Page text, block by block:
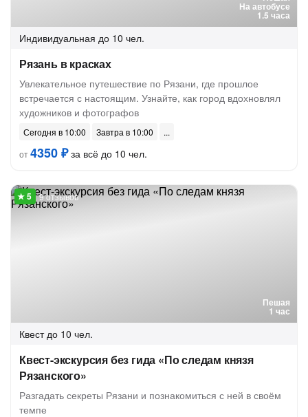
На автобусе
1.5 часа
Индивидуальная до 10 чел.
Рязань в красках
Увлекательное путешествие по Рязани, где прошлое
встречается с настоящим. Узнайте, как город вдохновлял
художников и фотографов
Сегодня в 10:00
Завтра в 10:00
от4350 ₽за всё до 10 чел.
Пешая
1 час
9 отзывов
Квест до 10 чел.
Квест-экскурсия без гида «По следам князя
Рязанского»
Разгадать секреты Рязани и познакомиться с ней в своём
темпе